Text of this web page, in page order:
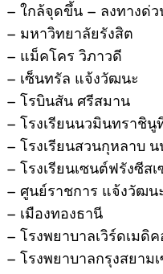
– ใกล้จุดขึ้น – ลงทางด่ว
– มหาวิทยาลัยรังสิต
– แม็คโคร วิภาวดี
– เซ็นทรัล แจ้งวัฒนะ
– โรบินสัน ศรีสมาน
– โรงเรียนนวมินทราชิ
– โรงเรียนสวนกุหลาบ
– โรงเรียนเซนต์ฟรังซีสเ
– ศูนย์ราชการ แจ้งวัฒน
– เมืองทองธานี
– โรงพยาบาลเวิร์ดเมดิ
– โรงพยาบาลกรุงสยาม